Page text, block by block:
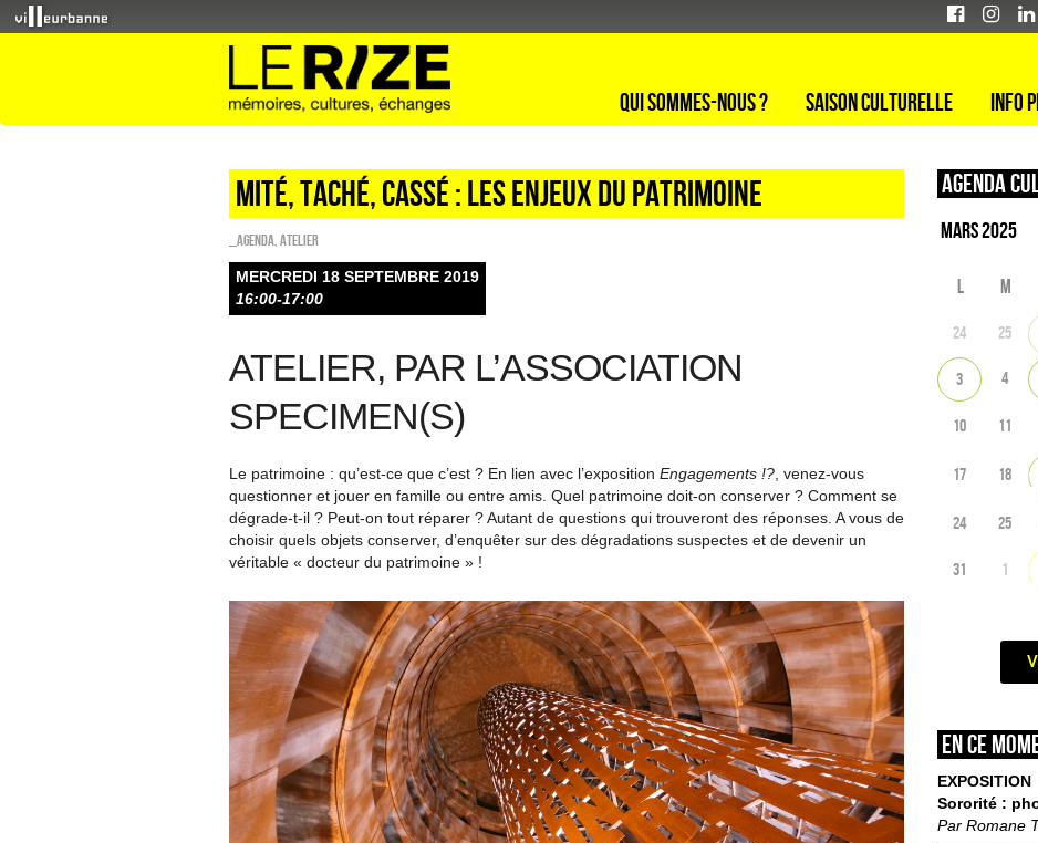
Qui sommes-nous ? Saison culturelle Info
Mité, taché, cassé : les enjeux du patrimoine
_Agenda Atelier
MERCREDI 18 SEPTEMBRE 2019
16:00-17:00
ATELIER, PAR L’ASSOCIATION
SPECIMEN(S)
Le patrimoine : qu’est-ce que c’est ? En lien avec l’exposition Engagements !? , venez-vous
questionner et jouer en famille ou entre amis. Quel patrimoine doit-on conserver ? Comment se
dégrade-t-il ? Peut-on tout réparer ? Autant de questions qui trouveront des réponses. A vous de
choisir quels objets conserver, d’enquêter sur des dégradations suspectes et de devenir un
véritable « docteur du patrimoine » !
Agenda
L M
24 25
3 4
10 11
17 18
24 25
31 1
En ce
EXPOSITION
Sororité :
Par Romane